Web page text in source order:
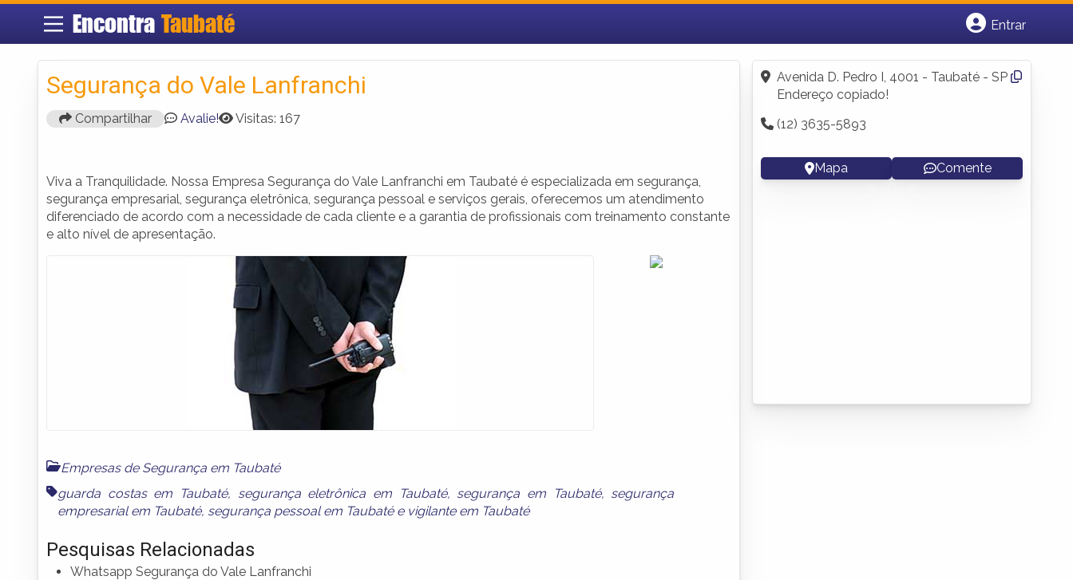
Encontra Taubaté
Entrar
Fazer login
Criar conta
Segurança do Vale Lanfranchi
Compartilhar Avalie! Visitas: 167
Viva a Tranquilidade. Nossa Empresa Segurança do Vale Lanfranchi em Taubaté é especializada em segurança,
segurança empresarial, segurança eletrônica, segurança pessoal e serviços gerais, oferecemos um atendimento
diferenciado de acordo com a necessidade de cada cliente e a garantia de profissionais com treinamento constante
e alto nível de apresentação.
Empresas de Segurança em Taubaté
guarda costas em Taubaté, segurança eletrônica em Taubaté, segurança em Taubaté, segurança
empresarial em Taubaté, segurança pessoal em Taubatée vigilante em Taubaté
Pesquisas Relacionadas
Whatsapp Segurança do Vale Lanfranchi
Avenida D. Pedro I, 4001 - Taubaté - SP
Endereço copiado!
(12) 3635-5893
Mapa Comente